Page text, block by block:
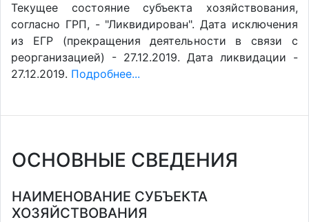
Текущее состояние субъекта хозяйствования,
согласно ГРП, - "Ликвидирован". Дата исключения
из ЕГР (прекращения деятельности в связи с
реорганизацией) - 27.12.2019. Дата ликвидации -
27.12.2019. Подробнее...
ОСНОВНЫЕ СВЕДЕНИЯ
НАИМЕНОВАНИЕ СУБЪЕКТА
ХОЗЯЙСТВОВАНИЯ